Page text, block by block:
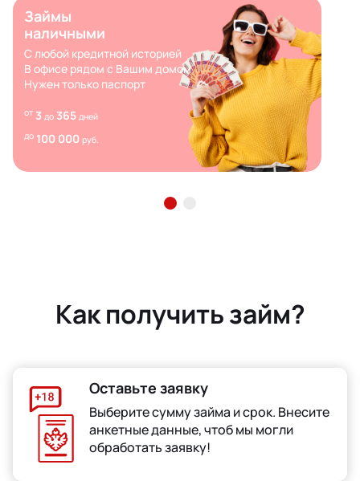
Займы
наличными
С любой кредитной историей
В офисе рядом с Вашим домом
Нужен только паспорт
от 3 до 365 дней
до 100 000 руб.
Как получить займ?
Оставьте заявку
Выберите сумму займа и срок. Внесите
анкетные данные, чтоб мы могли
обработать заявку!